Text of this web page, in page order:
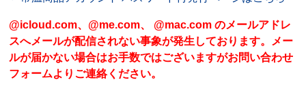
@icloud.com、@me.com、 @mac.com のメールアドレ
スへメールが配信されない事象が発生しております。メー
ルが届かない場合はお手数ではございますがお問い合わせ
フォームよりご連絡ください。